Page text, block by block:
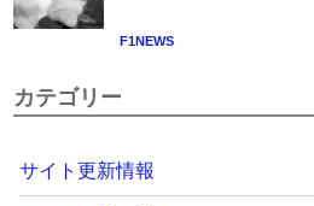
カテゴリー
サイト更新情報